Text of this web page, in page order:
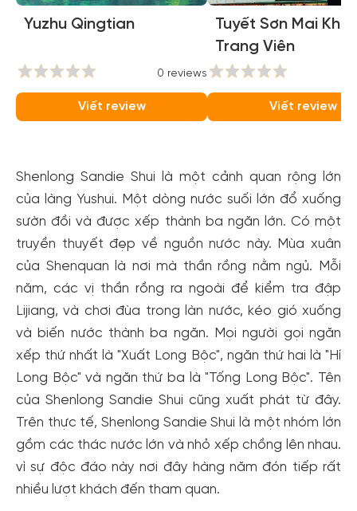
Yuzhu Qingtian
0 reviews
Viết review
Tuyết Sơn Mai Khôi
Trang Viên
Viết review
Shenlong Sandie Shui là một cảnh quan rộng lớn
của làng Yushui. Một dòng nước suối lớn đổ xuống
sườn đồi và được xếp thành ba ngăn lớn. Có một
truyền thuyết đẹp về nguồn nước này. Mùa xuân
của Shenquan là nơi mà thần rồng nằm ngủ. Mỗi
năm, các vị thần rồng ra ngoài để kiểm tra đập
Lijiang, và chơi đùa trong làn nước, kéo gió xuống
và biến nước thành ba ngăn. Mọi người gọi ngăn
xếp thứ nhất là "Xuất Long Bộc", ngăn thứ hai là "Hí
Long Bộc" và ngăn thứ ba là "Tống Long Bộc". Tên
của Shenlong Sandie Shui cũng xuất phát từ đây.
Trên thực tế, Shenlong Sandie Shui là một nhóm lớn
gồm các thác nước lớn và nhỏ xếp chồng lên nhau.
vì sự độc đáo này nơi đây hàng năm đón tiếp rất
nhiều lượt khách đến tham quan.
Tạo tài khoản nhanh - nhận nhiều ưu
đãi!